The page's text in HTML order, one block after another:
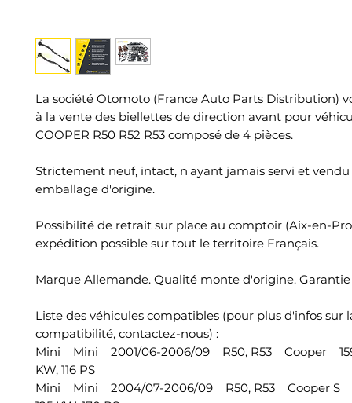
La société Otomoto (France Auto Parts Distribution)
à la vente des biellettes de direction avant pour
COOPER R50 R52 R53 composé de 4 pièces.
Strictement neuf, intact, n'ayant jamais servi et vendu
emballage d'origine.
Possibilité de retrait sur place au comptoir (Aix-en-
expédition possible sur tout le territoire Français.
Marque Allemande. Qualité monte d'origine. Garantie
Liste des véhicules compatibles (pour plus d'infos sur
compatibilité, contactez-nous) :
Mini Mini 2001/06-2006/09 R50, R53 Cooper
KW, 116 PS
Mini Mini 2004/07-2006/09 R50, R53 Cooper S